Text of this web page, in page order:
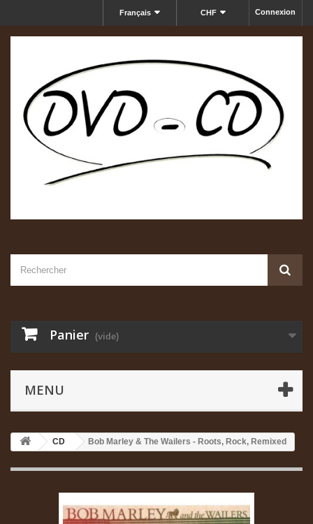
Connexion
CHF
Français
Panier (vide)
MENU
CD Bob Marley & The Wailers - Roots, Rock, Remixed